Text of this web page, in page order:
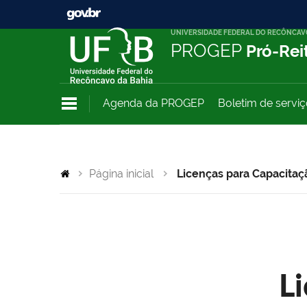
UNIVERSIDADE FEDERAL DO
PROGEP Pró-
Agenda da PROGEP Boletim de
Página inicial Licenças para